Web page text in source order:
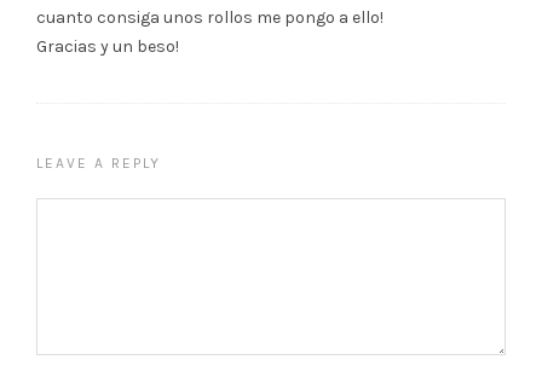
cuanto consiga unos rollos me pongo a ello!
Gracias y un beso!
LEAVE A REPLY